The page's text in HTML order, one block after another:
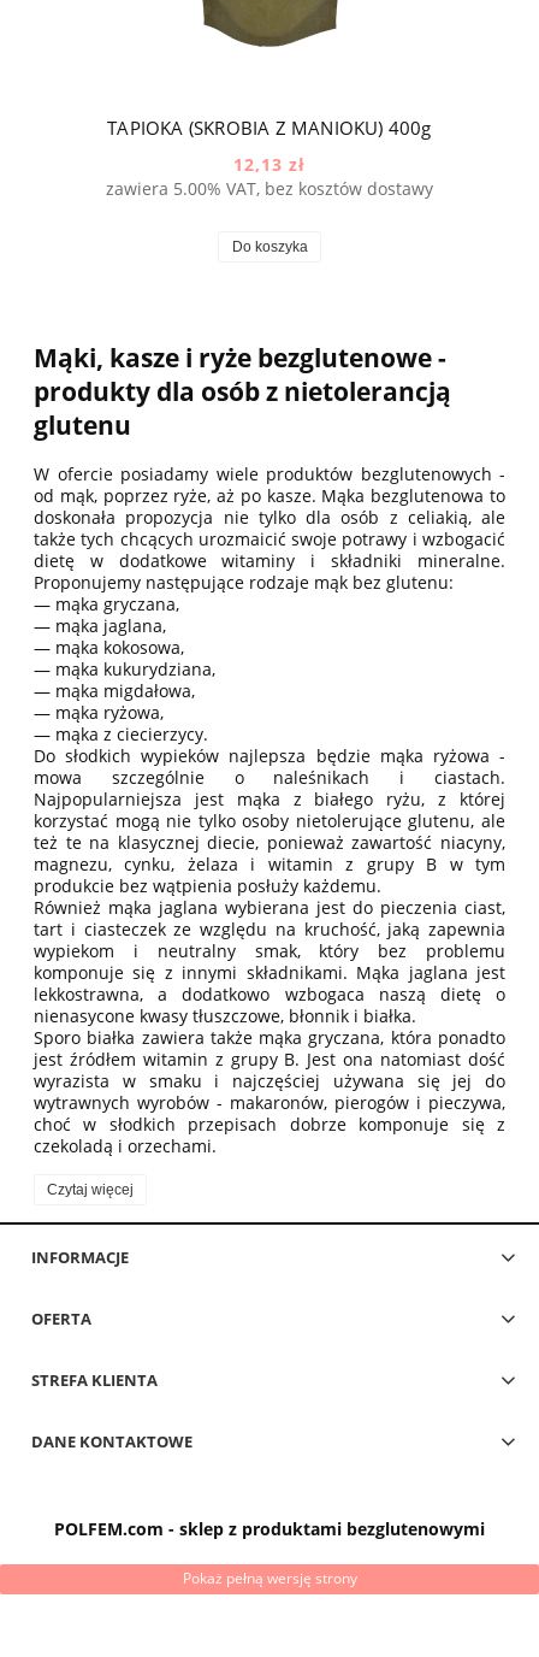
TAPIOKA (SKROBIA Z MANIOKU) 400g
12,13 zł
zawiera 5.00% VAT, bez kosztów dostawy
Do koszyka
Mąki, kasze i ryże bezglutenowe -
produkty dla osób z nietolerancją
glutenu
W ofercie posiadamy wiele produktów bezglutenowych -
od mąk, poprzez ryże, aż po kasze. Mąka bezglutenowa to
doskonała propozycja nie tylko dla osób z celiakią, ale
także tych chcących urozmaicić swoje potrawy i wzbogacić
dietę w dodatkowe witaminy i składniki mineralne.
Proponujemy następujące rodzaje mąk bez glutenu:
— mąka gryczana,
— mąka jaglana,
— mąka kokosowa,
— mąka kukurydziana,
— mąka migdałowa,
— mąka ryżowa,
— mąka z ciecierzycy.
Do słodkich wypieków najlepsza będzie mąka ryżowa -
mowa szczególnie o naleśnikach i ciastach.
Najpopularniejsza jest mąka z białego ryżu, z której
korzystać mogą nie tylko osoby nietolerujące glutenu, ale
też te na klasycznej diecie, ponieważ zawartość niacyny,
magnezu, cynku, żelaza i witamin z grupy B w tym
produkcie bez wątpienia posłuży każdemu.
Również mąka jaglana wybierana jest do pieczenia ciast,
tart i ciasteczek ze względu na kruchość, jaką zapewnia
wypiekom i neutralny smak, który bez problemu
komponuje się z innymi składnikami. Mąka jaglana jest
lekkostrawna, a dodatkowo wzbogaca naszą dietę o
nienasycone kwasy tłuszczowe, błonnik i białka.
Sporo białka zawiera także mąka gryczana, która ponadto
jest źródłem witamin z grupy B. Jest ona natomiast dość
wyrazista w smaku i najczęściej używana się jej do
wytrawnych wyrobów - makaronów, pierogów i pieczywa,
choć w słodkich przepisach dobrze komponuje się z
czekoladą i orzechami.
Czytaj więcej
INFORMACJE
OFERTA
STREFA KLIENTA
DANE KONTAKTOWE
POLFEM.com - sklep z produktami bezglutenowymi
Pokaż pełną wersję strony